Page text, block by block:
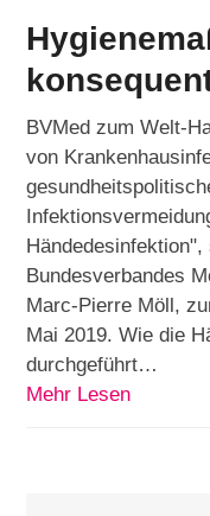
BVMed zum Welt-
von
Bundesverbandes
Marc-Pierre Möll,
Mai 2019. Wie die
durchgeführt…
Mehr Lesen